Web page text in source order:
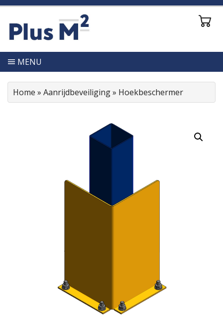
MENU
Home » Aanrijdbeveiliging» Hoekbeschermer